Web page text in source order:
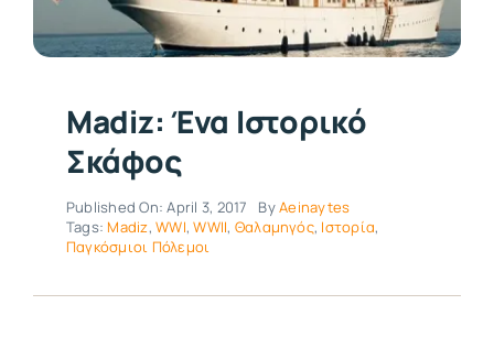
Madiz: Ένα Ιστορικό
Σκάφος
Published On: April 3, 2017 ByAeinaytes
Tags:Madiz,WWI,WWII, Θαλαμηγός, Ιστορία,
Παγκόσμιοι Πόλεμοι